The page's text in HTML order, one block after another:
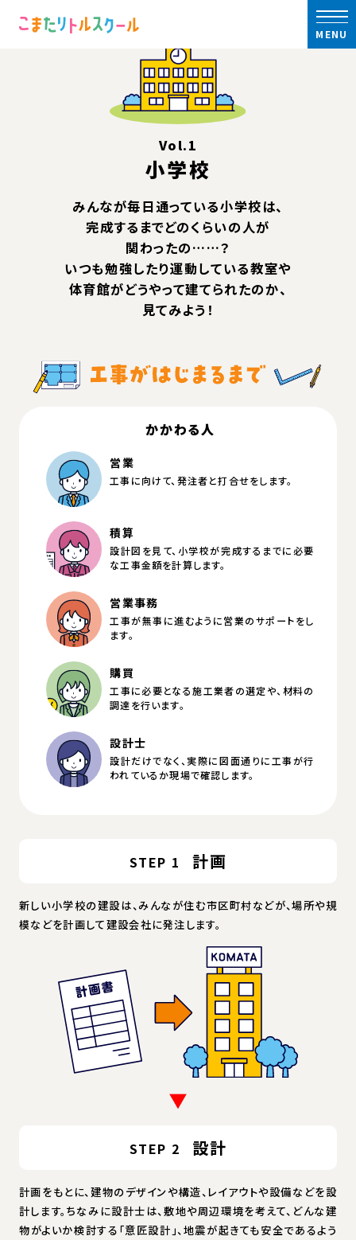
MENU
建物ができるまで
Vol.1
小学校
みんなが毎日通っている小学校は、
完成するまでどのくらいの人が
関わったの……？
いつも勉強したり運動している教室や
体育館がどうやって建てられたのか、
見てみよう！
かかわる人
営業
工事に向けて、発注者と打合せをします。
積算
設計図を見て、小学校が完成するまでに必要
な工事金額を計算します。
営業事務
工事が無事に進むように営業のサポートをし
ます。
購買
工事に必要となる施工業者の選定や、材料の
調達を行います。
設計士
設計だけでなく、実際に図面通りに工事が行
われているか現場で確認します。
STEP 1 計画
新しい小学校の建設は、みんなが住む市区町村などが、場所や規
模などを計画して建設会社に発注します。
STEP 2 設計
計画をもとに、建物のデザインや構造、レイアウトや設備などを設
計します。ちなみに設計士は、敷地や周辺環境を考えて、どんな建
物がよいか検討する「意匠設計」、地震が起きても安全であるよう